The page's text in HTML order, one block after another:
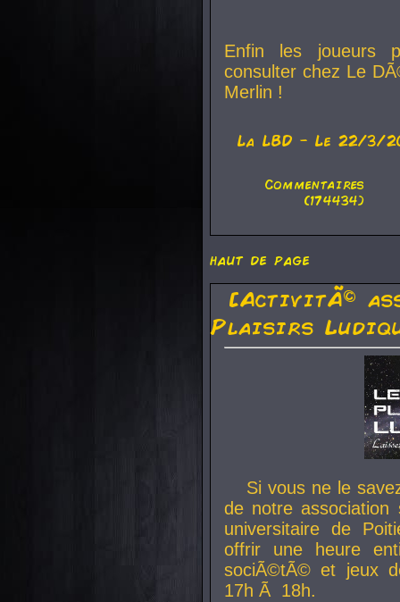
Enfin les joueurs
consulter chez Le
Merlin !
La LBD - Le 22/3/
Commentaires
(174434)
haut de page
[ActivitÃ©
Plaisirs
Si vous ne le
de notre
universitaire de
offrir une heure
sociÃ©tÃ© et jeux
17h Ã 18h.